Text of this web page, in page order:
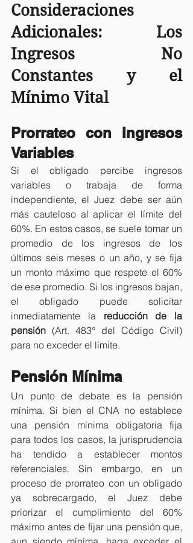
Consideraciones
Adicionales: Los
Ingresos No
Constantes y el
Mínimo Vital
Prorrateo con Ingresos
Variables
Si el obligado percibe ingresos
variables o trabaja de forma
independiente, el Juez debe ser aún
más cauteloso al aplicar el límite del
60%. En estos casos, se suele tomar un
promedio de los ingresos de los
últimos seis meses o un año, y se fija
un monto máximo que respete el 60%
de ese promedio. Si los ingresos bajan,
el obligado puede solicitar
inmediatamente la reducción de la
pensión (Art. 483° del Código Civil)
para no exceder el límite.
Pensión Mínima
Un punto de debate es la pensión
mínima. Si bien el CNA no establece
una pensión mínima obligatoria fija
para todos los casos, la jurisprudencia
ha tendido a establecer montos
referenciales. Sin embargo, en un
proceso de prorrateo con un obligado
ya sobrecargado, el Juez debe
priorizar el cumplimiento del 60%
máximo antes de fijar una pensión que,